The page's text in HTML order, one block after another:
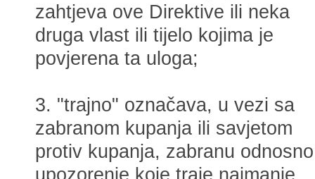
zahtjeva ove Direktive ili neka
druga vlast ili tijelo kojima je
povjerena ta uloga;
3. "trajno" označava, u vezi sa
zabranom kupanja ili savjetom
protiv kupanja, zabranu odnosno
upozorenje koje traje najmanje